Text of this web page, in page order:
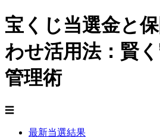
宝くじ当選金と
わせ活用法：賢
管理術
☰
最新当選結果